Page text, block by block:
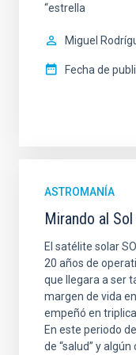
“estrella
Miguel
Fecha de
ASTROMANÍA
Mirando al
El satélite solar
20 años de
que llegara a ser
margen de vida
empeñó en
En este periodo
de “salud” y